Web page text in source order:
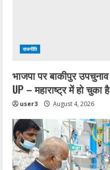
राजनीति
भाजपा पर बाकीपुर
UP – महाराष्ट्र में हो चुका
user3 August 4, 2026